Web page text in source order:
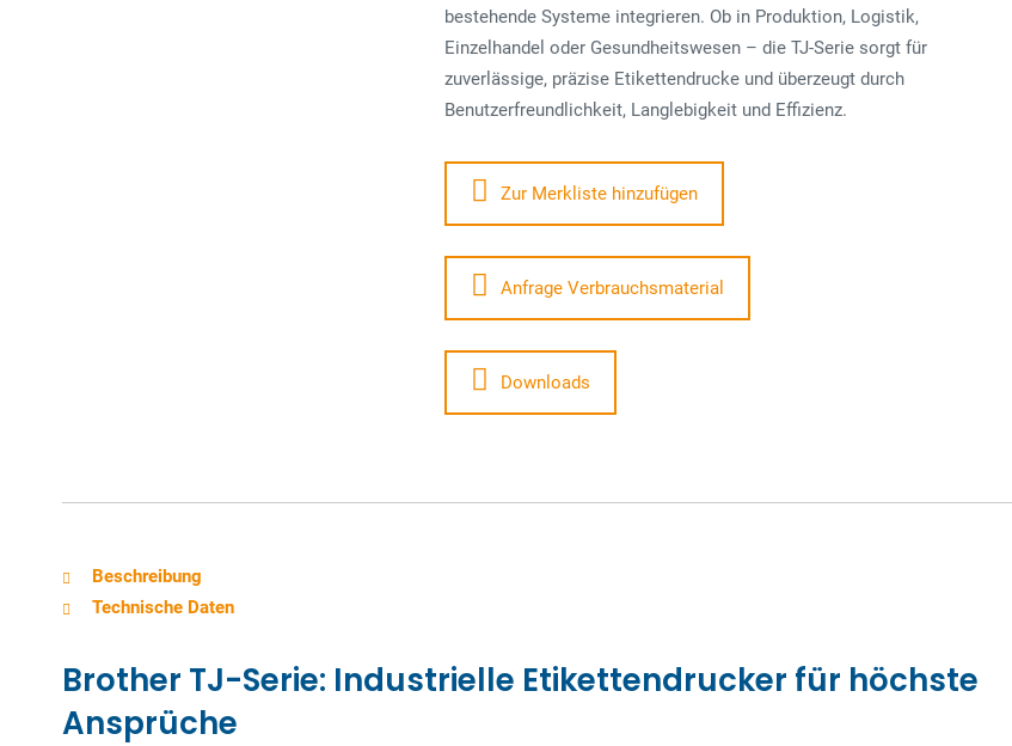
bestehende Systeme integrieren. Ob in Produktion, Logistik,
Einzelhandel oder Gesundheitswesen – die TJ-Serie sorgt für
zuverlässige, präzise Etikettendrucke und überzeugt durch
Benutzerfreundlichkeit, Langlebigkeit und Effizienz.
Zur Merkliste hinzufügen
Anfrage Verbrauchsmaterial
Downloads
Beschreibung
Technische Daten
Brother TJ-Serie: Industrielle Etikettendrucker für höchste
Ansprüche